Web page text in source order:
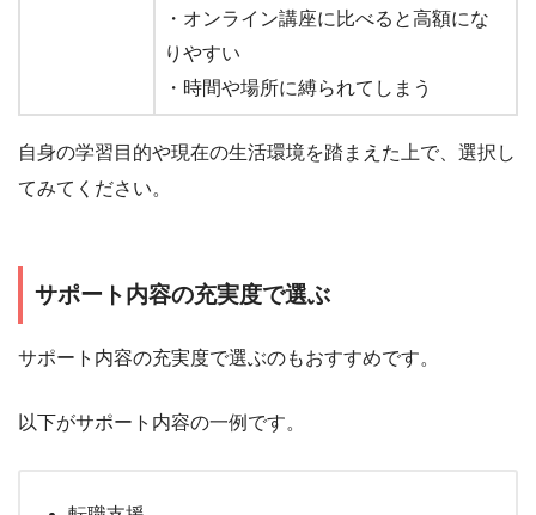
・オンライン講座に比べると高額にな
りやすい
・時間や場所に縛られてしまう
自身の学習目的や現在の生活環境を踏まえた上で、選択し
てみてください。
サポート内容の充実度で選ぶ
サポート内容の充実度で選ぶのもおすすめです。
以下がサポート内容の一例です。